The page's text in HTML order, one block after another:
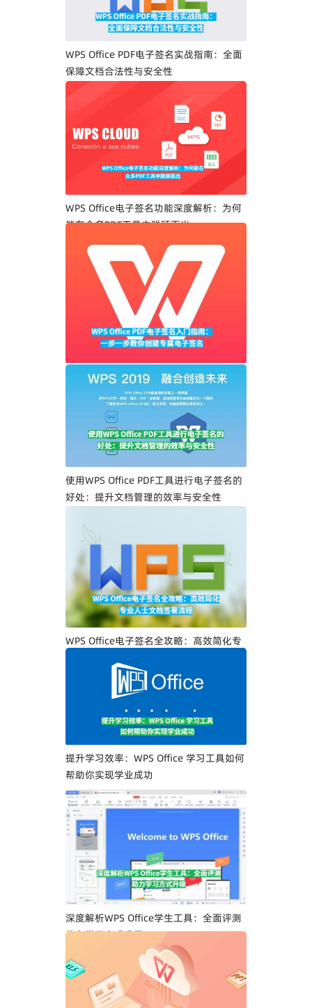
WPS Office PDF电子签名实战指南：全面
保障文档合法性与安全性
WPS Office电子签名功能深度解析：为何
能在众多PDF工具中脱颖而出
WPS Office PDF电子签名入门指南：一步
一步教你创建专属电子签名
使用WPS Office PDF工具进行电子签名的
好处：提升文档管理的效率与安全性
WPS Office电子签名全攻略：高效简化专
提升学习效率：WPS Office 学习工具如何
帮助你实现学业成功
深度解析WPS Office学生工具：全面评测
助力学习方式升级